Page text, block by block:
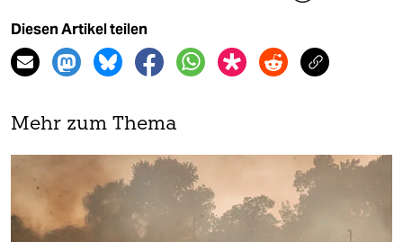
Diesen Artikel teilen
Mehr zum Thema